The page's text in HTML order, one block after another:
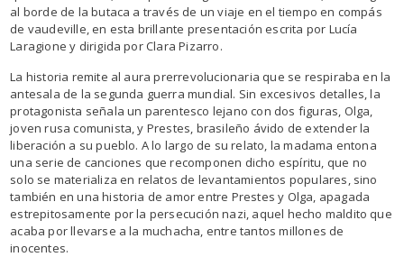
al borde de la butaca a través de un viaje en el tiempo en compás
de vaudeville, en esta brillante presentación escrita por Lucía
Laragione y dirigida por Clara Pizarro.
La historia remite al aura prerrevolucionaria que se respiraba en la
antesala de la segunda guerra mundial. Sin excesivos detalles, la
protagonista señala un parentesco lejano con dos figuras, Olga,
joven rusa comunista, y Prestes, brasileño ávido de extender la
liberación a su pueblo. A lo largo de su relato, la madama entona
una serie de canciones que recomponen dicho espíritu, que no
solo se materializa en relatos de levantamientos populares, sino
también en una historia de amor entre Prestes y Olga, apagada
estrepitosamente por la persecución nazi, aquel hecho maldito que
acaba por llevarse a la muchacha, entre tantos millones de
inocentes.